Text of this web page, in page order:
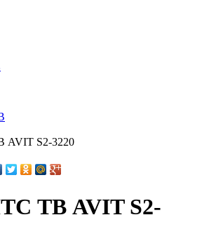
AVIT S2-3220
ТВ AVIT S2-